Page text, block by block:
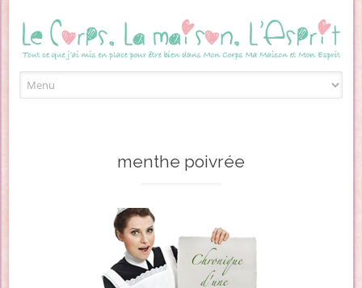
menthe poivrée